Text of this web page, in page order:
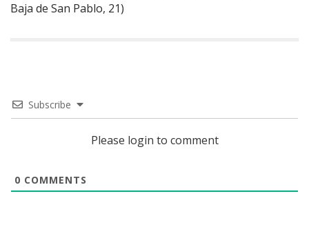
Baja de San Pablo, 21)
Subscribe
Please login to comment
0 COMMENTS